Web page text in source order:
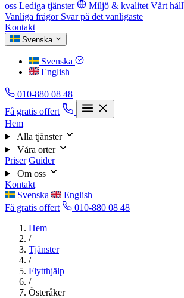
oss Lediga tjänster Miljö & kvalitet Vårt
Vanliga frågor Svar på det vanligaste
Kontakt
Svenska
Svenska
English
010-880 08 48
Få gratis offert
Hem
Alla tjänster
Våra orter
Priser Guider
Om oss
Kontakt
Svenska
English
Få gratis offert
010-880 08 48
Hem
/
Tjänster
/
Flytthjälp
/
Österåker